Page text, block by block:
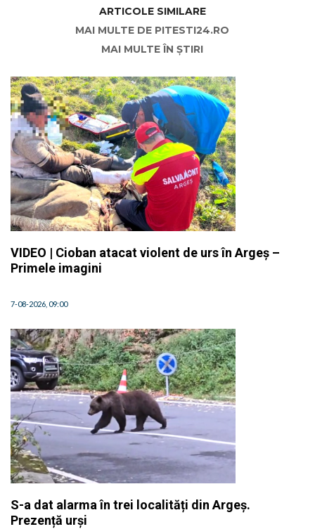
ARTICOLE SIMILARE
MAI MULTE DE PITESTI24.RO
MAI MULTE ÎN ȘTIRI
VIDEO | Cioban atacat violent de urs în Argeș –
Primele imagini
7-08-2026, 09:00
S-a dat alarma în trei localități din Argeș.
Prezență urși